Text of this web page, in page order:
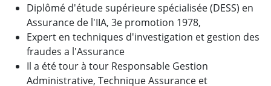
Diplômé d'étude supérieure spécialisée (DESS) en
Assurance de l'IIA, 3e promotion 1978,
Expert en techniques d'investigation et gestion des
fraudes a l'Assurance
Il a été tour à tour Responsable Gestion
Administrative, Technique Assurance et